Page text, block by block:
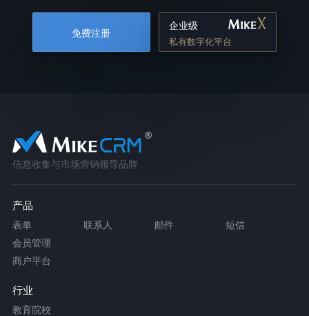
免费注册
企业级
私有数字化平台
信息收集与市场营销领导品牌
产品
表单 联系人 邮件
短信
会员管理
商户平台
行业
教育院校